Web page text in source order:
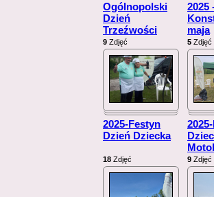
Ogólnopolski
Dzień
Trzeźwości
9 Zdjęć
2025
maja
5 Zdjęć
2025-Festyn
Dzień Dziecka
18 Zdjęć 9 Zdjęć